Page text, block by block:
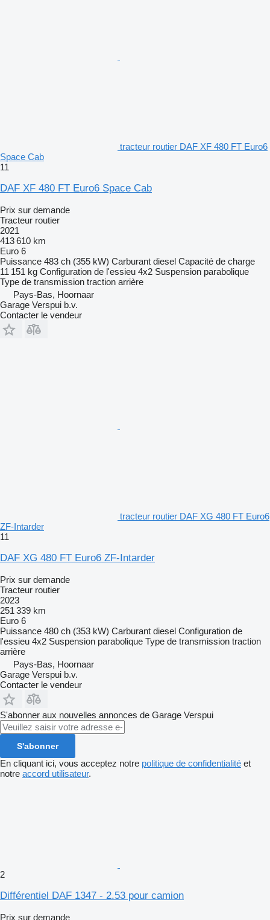
tracteur routier DAF XF 480 FT Euro6
Space Cab
11
DAF XF 480 FT Euro6 Space Cab
Prix sur demande
Tracteur routier
2021
413 610 km
Euro 6
Puissance 483 ch (355 kW) Carburant diesel Capacité de charge
11 151 kg Configuration de l'essieu 4x2 Suspension parabolique
Type de transmission traction arrière
Pays-Bas, Hoornaar
Garage Verspui b.v.
Contacter le vendeur
tracteur routier DAF XG 480 FT Euro6
ZF-Intarder
11
DAF XG 480 FT Euro6 ZF-Intarder
Prix sur demande
Tracteur routier
2023
251 339 km
Euro 6
Puissance 480 ch (353 kW) Carburant diesel Configuration de
l'essieu 4x2 Suspension parabolique Type de transmission traction
arrière
Pays-Bas, Hoornaar
Garage Verspui b.v.
Contacter le vendeur
S'abonner aux nouvelles annonces de Garage Verspui
S'abonner
En cliquant ici, vous acceptez notre politique de confidentialité et
notre accord utilisateur.
2
Différentiel DAF 1347 - 2.53 pour camion
Prix sur demande